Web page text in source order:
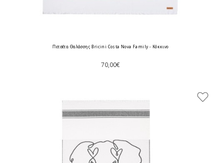
Πετσέτα Θαλάσσης Bricini Costa Nova Family - Κόκκινο
70,00€